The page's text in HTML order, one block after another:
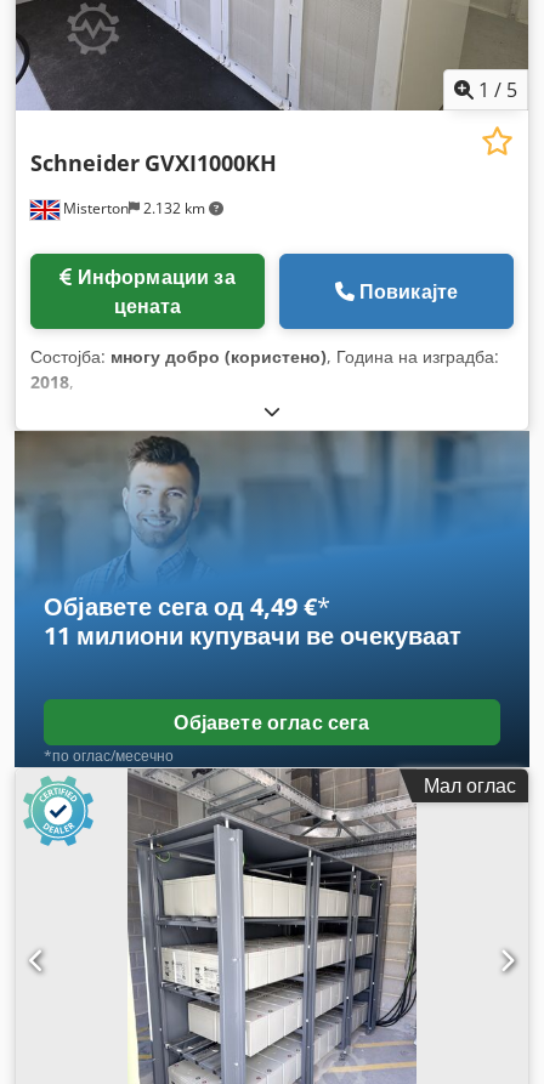
1 / 5
Misterton 2.132 km
Schneider GVXI1000KH
цената
Повикајте
Состојба: многу добро (користено), Година на изградба:
2018,
Објавете сега од 4,49 €*
11 милиони купувачи ве очекуваат
Објавете оглас сега
*по оглас/месечно
Мал оглас